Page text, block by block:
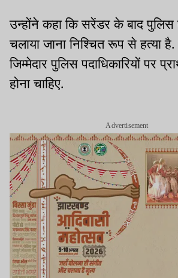
उन्होंने कहा कि सरेंडर के बाद पुलिस के
चलाया जाना निश्चित रूप से हत्या
जिम्मेदार पुलिस पदाधिकारियों पर
होना चाहिए.
Advertisement